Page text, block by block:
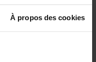
À propos des cookies